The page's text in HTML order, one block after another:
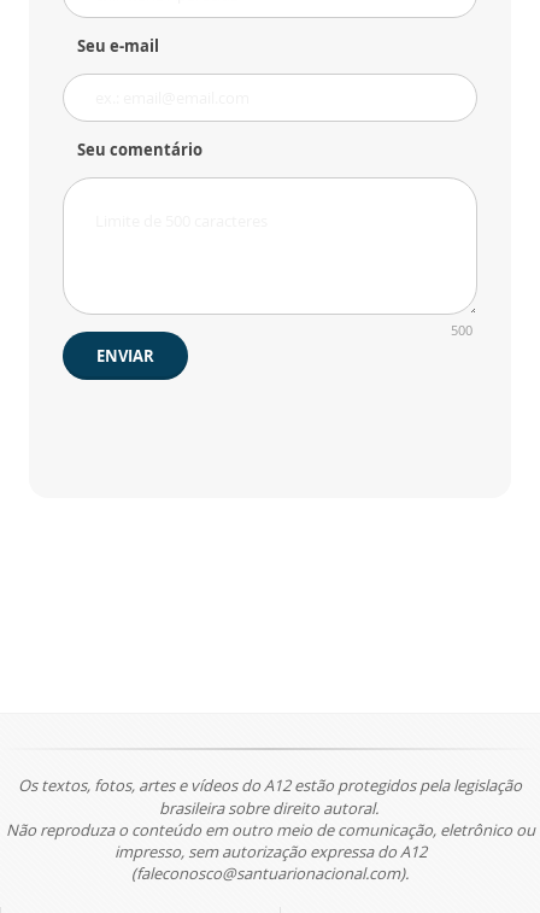
Seu e-mail
Seu comentário
500
ENVIAR
Os textos, fotos, artes e vídeos do A12 estão protegidos pela legislação
brasileira sobre direito autoral.
Não reproduza o conteúdo em outro meio de comunicação, eletrônico ou
impresso, sem autorização expressa do A12
(faleconosco@santuarionacional.com).